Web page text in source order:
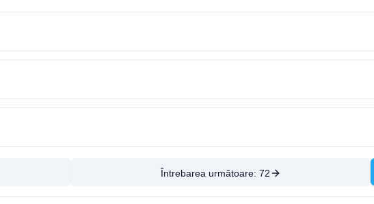
Întrebarea următoare: 72